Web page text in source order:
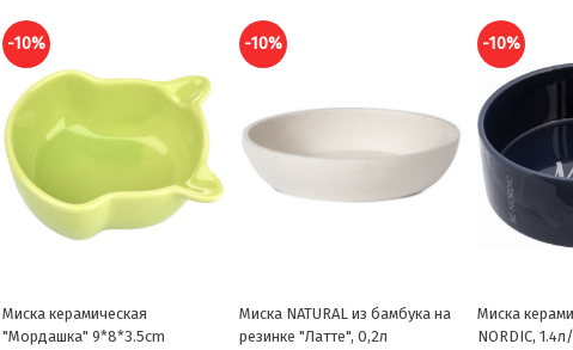
-10%
Миска NATURAL из бамбука на
резинке "Латте", 0,2л
-10%
Миска керамическая BE
NORDIC, 1.4л/20см
-10%
Миска
300мл